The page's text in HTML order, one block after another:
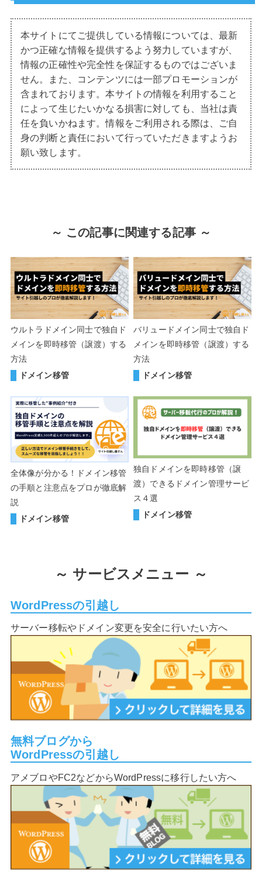
本サイトにてご提供している情報については、最新
かつ正確な情報を提供するよう努力していますが、
情報の正確性や完全性を保証するものではございま
せん。また、コンテンツには一部プロモーションが
含まれております。本サイトの情報を利用すること
によって生じたいかなる損害に対しても、当社は責
任を負いかねます。情報をご利用される際は、ご自
身の判断と責任において行っていただきますようお
願い致します。
～ この記事に関連する記事 ～
ウルトラドメイン同士で独自ド
メインを即時移管（譲渡）する
方法
ドメイン移管
バリュードメイン同士で独自ド
メインを即時移管（譲渡）する
方法
ドメイン移管
全体像が分かる！ドメイン移管
の手順と注意点をプロが徹底解
説
ドメイン移管
独自ドメインを即時移管（譲
渡）できるドメイン管理サービ
ス４選
ドメイン移管
～ サービスメニュー ～
WordPressの引越し
サーバー移転やドメイン変更を安全に行いたい方へ
無料ブログから
WordPressの引越し
アメブロやFC2などからWordPressに移行したい方へ